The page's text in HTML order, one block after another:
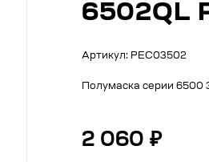
Артикул: РЕС03502
Полумаска серии
2 060 ₽